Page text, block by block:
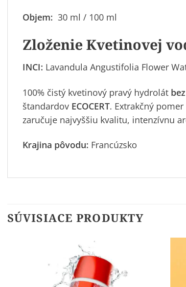
Objem: 30 ml / 100 ml
Zloženie Kvetinovej
INCI: Lavandula Angustifolia Flower
100% čistý kvetinový pravý hydrolát
štandardov ECOCERT. Extrakčný
zaručuje najvyššiu kvalitu, intenzívnu
Krajina pôvodu: Francúzsko
SÚVISIACE PRODUKTY